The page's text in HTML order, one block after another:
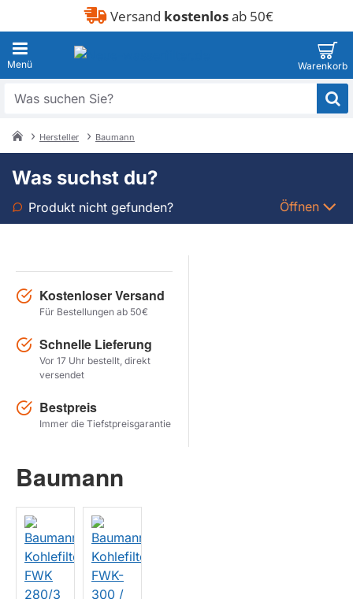
Versand kostenlosab 50€
Was
Sie?
Hersteller Baumann
Was suchst du?
Produkt nicht gefunden? Öffnen
PRODUKTE ANZEIGEN
Kostenloser Versand
Für Bestellungen ab 50€
Schnelle Lieferung
Vor 17 Uhr bestellt, direkt
versendet
Bestpreis
Immer die Tiefstpreisgarantie
Baumann